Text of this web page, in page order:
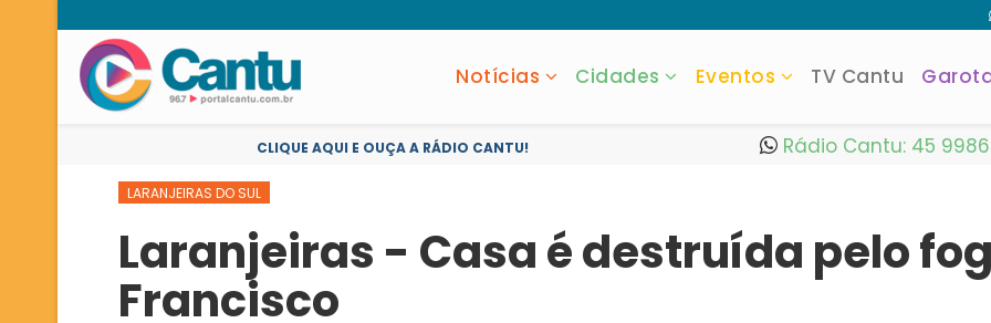
Notícias Cidades Eventos TV Cantu
CLIQUE AQUI E OUÇA A RÁDIO CANTU! Rádio Cantu: 45
LARANJEIRAS DO SUL
Laranjeiras - Casa é destruída pelo
Francisco